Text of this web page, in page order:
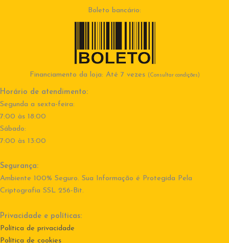
Boleto bancário:
Financiamento da loja: Até 7 vezes (Consultar condições)
Horário de atendimento:
Segunda a sexta-feira:
7:00 às 18:00
Sábado:
7:00 às 13:00
Segurança:
Ambiente 100% Seguro. Sua Informação é Protegida Pela
Criptografia SSL 256-Bit.
Privacidade e políticas:
Política de privacidade
Política de cookies